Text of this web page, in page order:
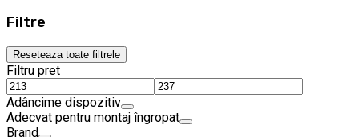
Filtre
Reseteaza toate filtrele
Filtru pret
Adâncime dispozitiv
Adecvat pentru montaj îngropat
Brand